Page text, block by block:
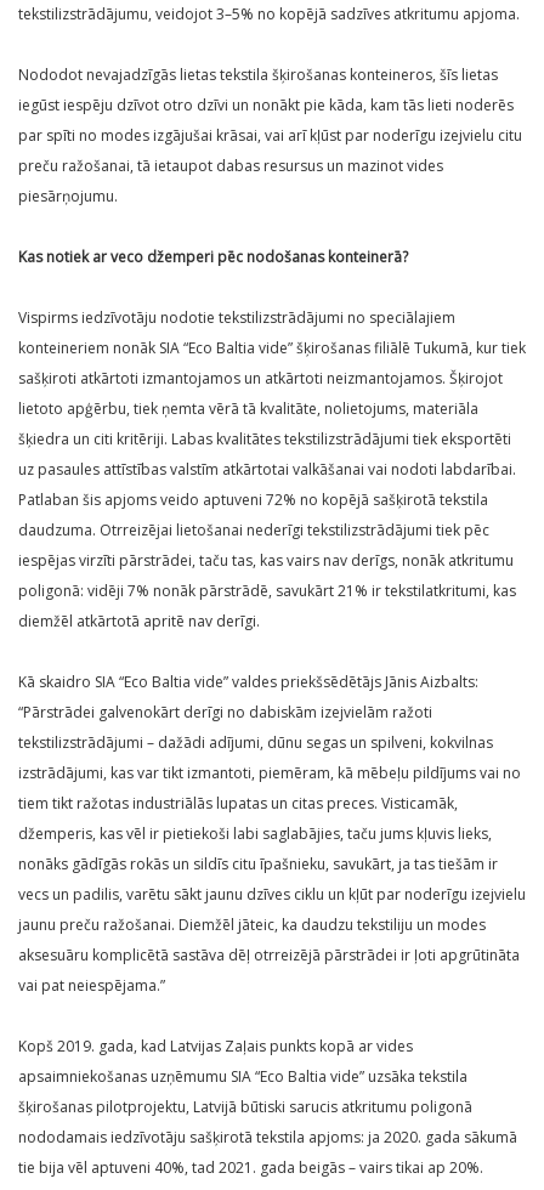
tekstilizstrādājumu, veidojot 3–5% no kopējā sadzīves atkritumu apjoma.
Nododot nevajadzīgās lietas tekstila šķirošanas konteineros, šīs lietas
iegūst iespēju dzīvot otro dzīvi un nonākt pie kāda, kam tās lieti noderēs
par spīti no modes izgājušai krāsai, vai arī kļūst par noderīgu izejvielu citu
preču ražošanai, tā ietaupot dabas resursus un mazinot vides
piesārņojumu.
Kas notiek ar veco džemperi pēc nodošanas konteinerā?
Vispirms iedzīvotāju nodotie tekstilizstrādājumi no speciālajiem
konteineriem nonāk SIA “Eco Baltia vide” šķirošanas filiālē Tukumā, kur tiek
sašķiroti atkārtoti izmantojamos un atkārtoti neizmantojamos. Šķirojot
lietoto apģērbu, tiek ņemta vērā tā kvalitāte, nolietojums, materiāla
šķiedra un citi kritēriji. Labas kvalitātes tekstilizstrādājumi tiek eksportēti
uz pasaules attīstības valstīm atkārtotai valkāšanai vai nodoti labdarībai.
Patlaban šis apjoms veido aptuveni 72% no kopējā sašķirotā tekstila
daudzuma. Otrreizējai lietošanai nederīgi tekstilizstrādājumi tiek pēc
iespējas virzīti pārstrādei, taču tas, kas vairs nav derīgs, nonāk atkritumu
poligonā: vidēji 7% nonāk pārstrādē, savukārt 21% ir tekstilatkritumi, kas
diemžēl atkārtotā apritē nav derīgi.
Kā skaidro SIA “Eco Baltia vide” valdes priekšsēdētājs Jānis Aizbalts:
“Pārstrādei galvenokārt derīgi no dabiskām izejvielām ražoti
tekstilizstrādājumi – dažādi adījumi, dūnu segas un spilveni, kokvilnas
izstrādājumi, kas var tikt izmantoti, piemēram, kā mēbeļu pildījums vai no
tiem tikt ražotas industriālās lupatas un citas preces. Visticamāk,
džemperis, kas vēl ir pietiekoši labi saglabājies, taču jums kļuvis lieks,
nonāks gādīgās rokās un sildīs citu īpašnieku, savukārt, ja tas tiešām ir
vecs un padilis, varētu sākt jaunu dzīves ciklu un kļūt par noderīgu izejvielu
jaunu preču ražošanai. Diemžēl jāteic, ka daudzu tekstiliju un modes
aksesuāru komplicētā sastāva dēļ otrreizējā pārstrādei ir ļoti apgrūtināta
vai pat neiespējama.”
Kopš 2019. gada, kad Latvijas Zaļais punkts kopā ar vides
apsaimniekošanas uzņēmumu SIA “Eco Baltia vide” uzsāka tekstila
šķirošanas pilotprojektu, Latvijā būtiski sarucis atkritumu poligonā
nododamais iedzīvotāju sašķirotā tekstila apjoms: ja 2020. gada sākumā
tie bija vēl aptuveni 40%, tad 2021. gada beigās – vairs tikai ap 20%.